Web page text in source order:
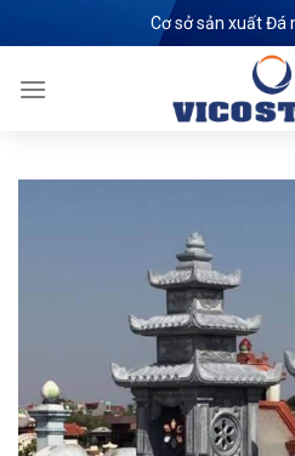
to
Cơ sở sản xuất Đá